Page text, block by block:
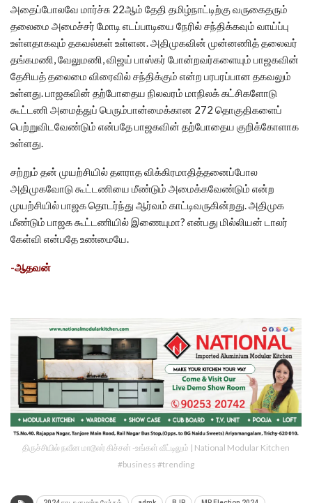
அதைப்போலவே மார்ச்சு 22ஆம் தேதி தமிழ்நாட்டிற்கு வருகைதரும்
தலைமை அமைச்சர் மோடி எடப்பாடியை நேரில் சந்திக்கவும் வாய்ப்பு
உள்ளதாகவும் தகவல்கள் உள்ளன. அதிமுகவின் முன்னணித் தலைவர்
தங்கமணி, வேலுமணி, விஜய் பாஸ்கர் போன்றவர்களையும் பாஜகவின்
தேசியத் தலைமை விரைவில் சந்திக்கும் என்ற பரபரப்பான தகவலும்
உள்ளது. பாஜகவின் தற்போதைய நிலவரம் மாநிலக் கட்சிகளோடு
கூட்டணி அமைத்துப் பெரும்பான்மைக்கான 272 தொகுதிகளைப்
பெற்றுவிடவேண்டும் என்பதே பாஜகவின் தற்போதைய குறிக்கோளாக
உள்ளது.
சற்றும் தன் முயற்சியில் தளராத விக்கிரமாதித்தனைப்போல
அதிமுகவோடு கூட்டணியை மீண்டும் அமைக்கவேண்டும் என்ற
முயற்சியில் பாஜக தொடர்ந்து ஆர்வம் காட்டிவருகின்றது. அதிமுக
மீண்டும் பாஜக கூட்டணியில் இணையுமா? என்பது மில்லியன் டாலர்
கேள்வி என்பதே உண்மையே.
-ஆதவன்
திருச்சியில் நவீன மாடூலர் கிச்சன் -உங்கள் வீட்டிலும் | National Modular Kitchen
#business #trending